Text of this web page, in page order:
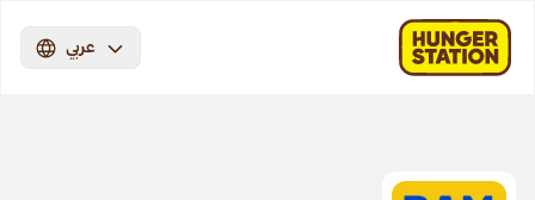
عربي